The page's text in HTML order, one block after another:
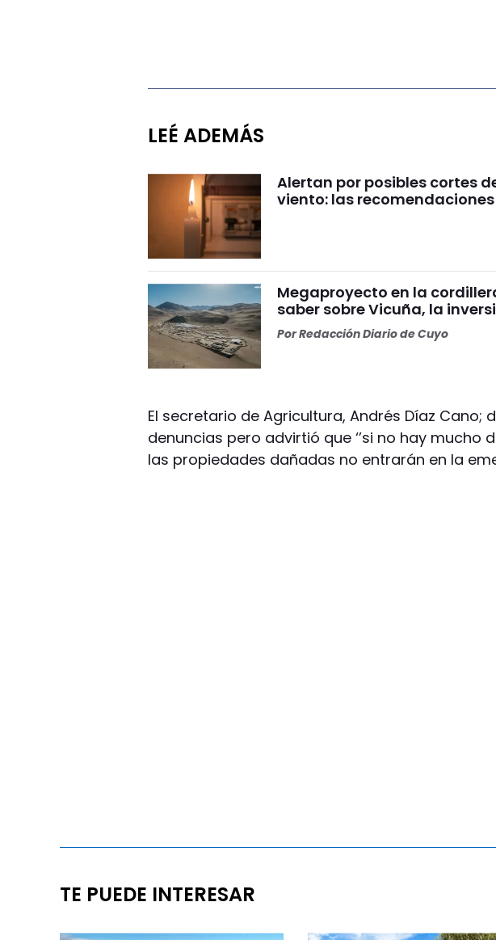
LEÉ ADEMÁS
Alertan por posibles cortes
viento: las recomendaciones
Megaproyecto en la
saber sobre Vicuña, la
PorRedacción Diario de Cuyo
El secretario de Agricultura, Andrés Díaz Cano;
denuncias pero advirtió que ‘’si no hay mucho
las propiedades dañadas no entrarán en la
TE PUEDE INTERESAR